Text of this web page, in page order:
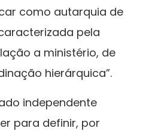
como autarquia de
pela
a ministério, de
hierárquica”.
independente
para definir, por